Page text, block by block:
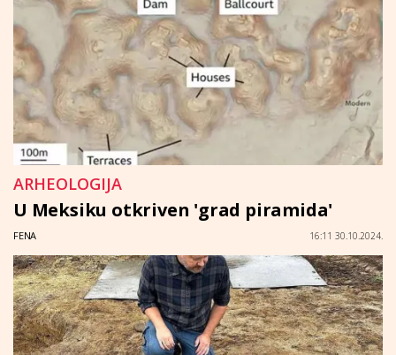
ARHEOLOGIJA
U Meksiku otkriven 'grad piramida'
FENA 16:11 30.10.2024.